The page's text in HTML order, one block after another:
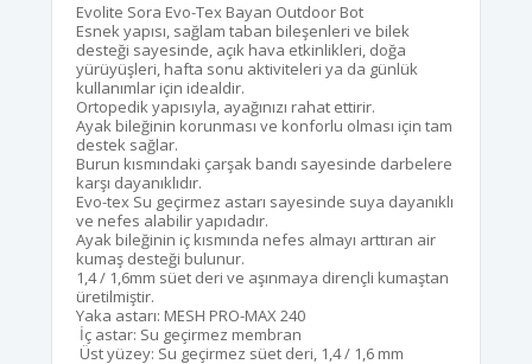
Evolite Sora Evo-Tex Bayan Outdoor Bot
Esnek yapısı, sağlam taban bileşenleri ve bilek
desteği sayesinde, açık hava etkinlikleri, doğa
yürüyüşleri, hafta sonu aktiviteleri ya da günlük
kullanımlar için idealdir.
Ortopedik yapısıyla, ayağınızı rahat ettirir.
Ayak bileğinin korunması ve konforlu olması için tam
destek sağlar.
Burun kısmındaki çarşak bandı sayesinde darbelere
karşı dayanıklıdır.
Evo-tex Su geçirmez astarı sayesinde suya dayanıklı
ve nefes alabilir yapıdadır.
Ayak bileğinin iç kısmında nefes almayı arttıran air
kumaş desteği bulunur.
1,4 / 1,6mm süet deri ve aşınmaya dirençli kumaştan
üretilmiştir.
Yaka astarı: MESH PRO-MAX 240
İç astar: Su geçirmez membran
Üst yüzey: Su geçirmez süet deri, 1,4 / 1,6 mm